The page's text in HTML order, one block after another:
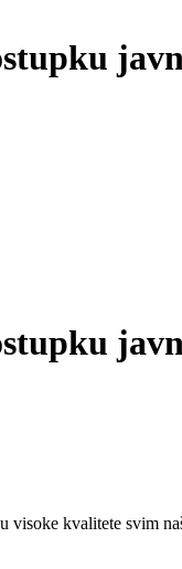
visoke kvalitete svim